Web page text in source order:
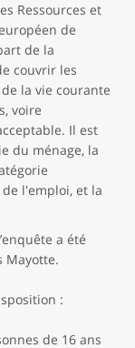
Ressources et
de
de la
couvrir les
la vie courante
voire
Il est
du ménage, la
l'emploi, et la
a été
Mayotte.
:
de 16 ans